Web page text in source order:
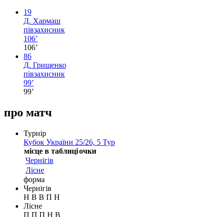
19
Д. Хармаш
півзахисник
106’
106’
86
Д. Грищенко
півзахисник
99’
99’
про матч
Турнір
Кубок України 25/26, 5 Тур
місце в таблиціочки
Чернігів
Лісне
форма
Чернігів
Н В В П Н
Лісне
П П П Н В